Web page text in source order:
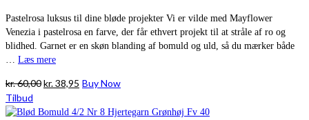
Pastelrosa luksus til dine bløde projekter Vi er vilde med Mayflower
Venezia i pastelrosa en farve, der får ethvert projekt til at stråle af ro og
blidhed. Garnet er en skøn blanding af bomuld og uld, så du mærker både
Læs mere
kr.60,00Den
pris
kr.38,95 Den
pris
Buy Now
Tilbud